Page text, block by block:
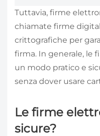
Tuttavia, firme
chiamate firme
crittografiche per
firma. In generale, le
un modo pratico e
senza dover usare
Le firme
sicure?